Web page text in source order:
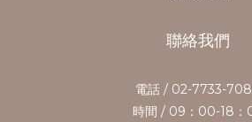
聯絡我們
電話 / 02-7733-
時間 / 09：00-18：